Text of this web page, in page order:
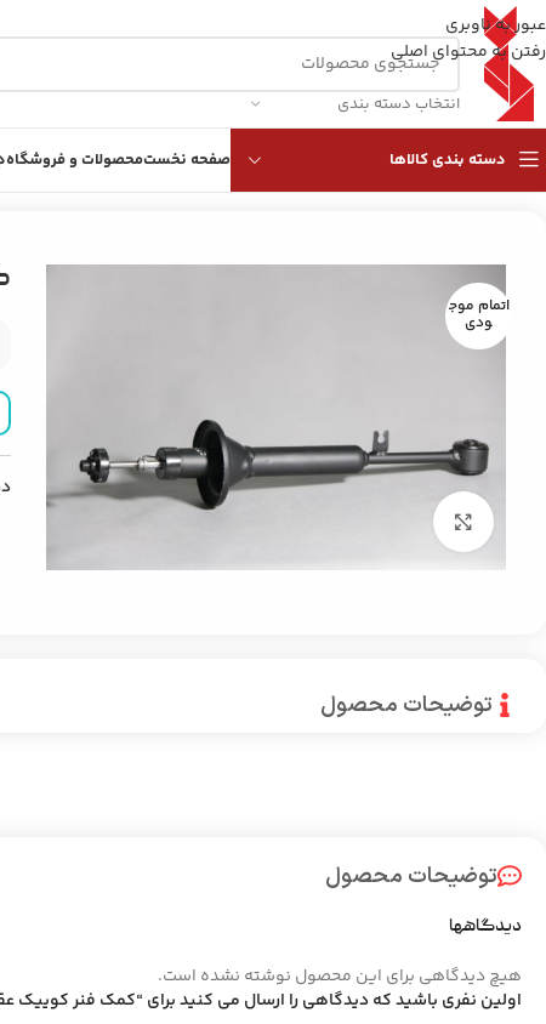
عبور به ناوبری
رفتن به محتوای اصلی
انتخاب دسته بندی
دسته بندی کالاها صفحه نخستمحصولات و فروشگاه
اتمام موج
ودی
توضیحات محصول
توضیحات محصول
دیدگاهها
هیچ دیدگاهی برای این محصول نوشته نشده است.
اولین نفری باشید که دیدگاهی را ارسال می کنید برای “کمک فنر کوییک